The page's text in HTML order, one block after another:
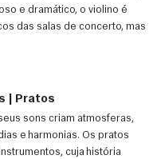
e dramático, o violino é
das salas de concerto, mas
| Pratos
sons criam atmosferas,
e harmonias. Os pratos
cuja história